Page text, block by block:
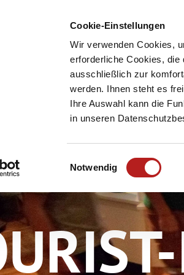
Cookie-Einstellungen
Wir verwenden Cookies,
erforderliche Cookies, die
ausschließlich zur
werden. Ihnen steht es
Ihre Auswahl kann die
in unseren
i
i
l
Notwendig
Meine